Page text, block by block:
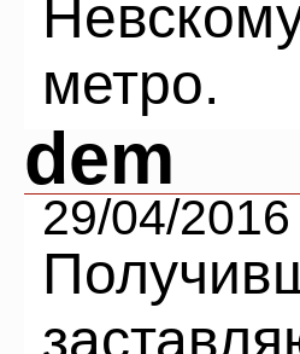
метро.
dem
29/04/